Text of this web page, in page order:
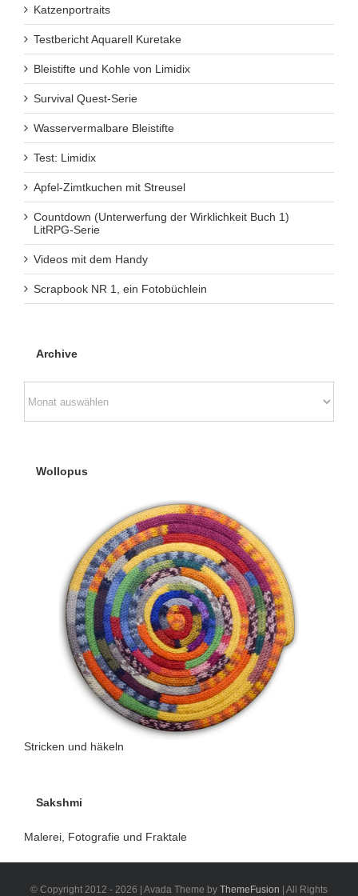
Katzenportraits
Testbericht Aquarell Kuretake
Bleistifte und Kohle von Limidix
Survival Quest-Serie
Wasservermalbare Bleistifte
Test: Limidix
Apfel-Zimtkuchen mit Streusel
Countdown (Unterwerfung der Wirklichkeit Buch 1)
LitRPG-Serie
Videos mit dem Handy
Scrapbook NR 1, ein Fotobüchlein
Archive
Wollopus
Stricken und häkeln
Sakshmi
Malerei, Fotografie und Fraktale
© Copyright 2012 - 2026 | Avada Theme by ThemeFusion | All Rights